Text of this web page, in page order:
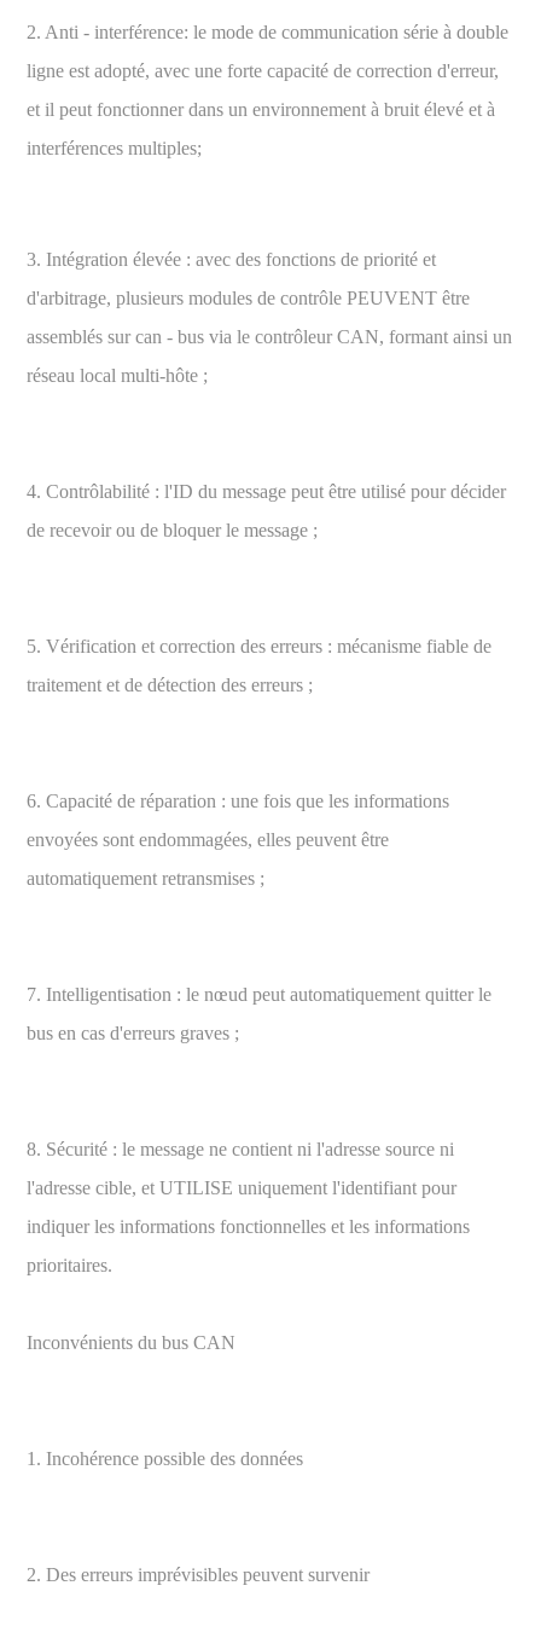
2. Anti - interférence: le mode de communication série à double
ligne est adopté, avec une forte capacité de correction d'erreur,
et il peut fonctionner dans un environnement à bruit élevé et à
interférences multiples;
3. Intégration élevée : avec des fonctions de priorité et
d'arbitrage, plusieurs modules de contrôle PEUVENT être
assemblés sur can - bus via le contrôleur CAN, formant ainsi un
réseau local multi-hôte ;
4. Contrôlabilité : l'ID du message peut être utilisé pour décider
de recevoir ou de bloquer le message ;
5. Vérification et correction des erreurs : mécanisme fiable de
traitement et de détection des erreurs ;
6. Capacité de réparation : une fois que les informations
envoyées sont endommagées, elles peuvent être
automatiquement retransmises ;
7. Intelligentisation : le nœud peut automatiquement quitter le
bus en cas d'erreurs graves ;
8. Sécurité : le message ne contient ni l'adresse source ni
l'adresse cible, et UTILISE uniquement l'identifiant pour
indiquer les informations fonctionnelles et les informations
prioritaires.
Inconvénients du bus CAN
1. Incohérence possible des données
2. Des erreurs imprévisibles peuvent survenir